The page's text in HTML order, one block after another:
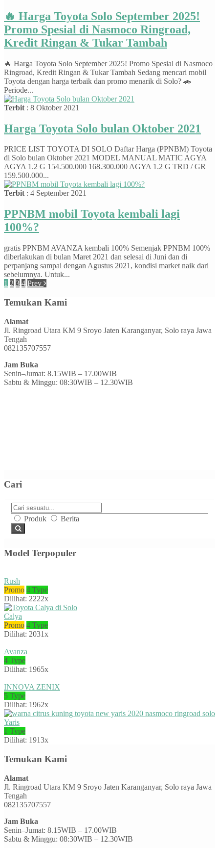
🔥 Harga Toyota Solo September 2025!
Promo Spesial di Nasmoco Ringroad,
Kredit Ringan & Tukar Tambah
🔥 Harga Toyota Solo September 2025! Promo Spesial di Nasmoco
Ringroad, Kredit Ringan & Tukar Tambah Sedang mencari mobil
Toyota dengan harga terbaik dan promo menarik di Solo? 🚗
Periode...
Terbit : 8 Oktober 2021
Harga Toyota Solo bulan Oktober 2021
PRICE LIST TOYOTA DI SOLO Daftar Harga (PPNBM) Toyota
di Solo bulan Oktober 2021 MODEL MANUAL MATIC AGYA
AGYA 1.2 G 154.500.000 168.300.000 AGYA 1.2 G TRD / GR
159.500.000...
Terbit: 4 September 2021
PPNBM mobil Toyota kembali lagi
100%?
gratis PPNBM AVANZA kembali 100% Semenjak PPNBM 100%
diberlakukan di bulan Maret 2021 dan selesai di Juni dan di
perpanjang sampai dengan Agustus 2021, kondisi market naik dari
sebelumnya. Untuk...
1 2 3 4 Prev
Temukan Kami
Alamat
Jl. Ringroad Utara KM 9 Sroyo Jaten Karanganyar, Solo raya Jawa
Tengah
082135707557
Jam Buka
Senin–Jumat: 8.15WIB – 17.00WIB
Sabtu & Minggu: 08:30WIB – 12.30WIB
Cari
Produk Berita
Model Terpopuler
Rush
Promo 4 Type
Dilihat: 2222x
Calya
Promo 4 Type
Dilihat: 2031x
Avanza
4 Type
Dilihat: 1965x
INNOVA ZENIX
5 Type
Dilihat: 1962x
Yaris
1 Type
Dilihat: 1913x
Temukan Kami
Alamat
Jl. Ringroad Utara KM 9 Sroyo Jaten Karanganyar, Solo raya Jawa
Tengah
082135707557
Jam Buka
Senin–Jumat: 8.15WIB – 17.00WIB
Sabtu & Minggu: 08:30WIB – 12.30WIB